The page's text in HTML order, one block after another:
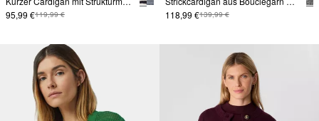
95,99 €119,99 €
118,99 €139,99 €